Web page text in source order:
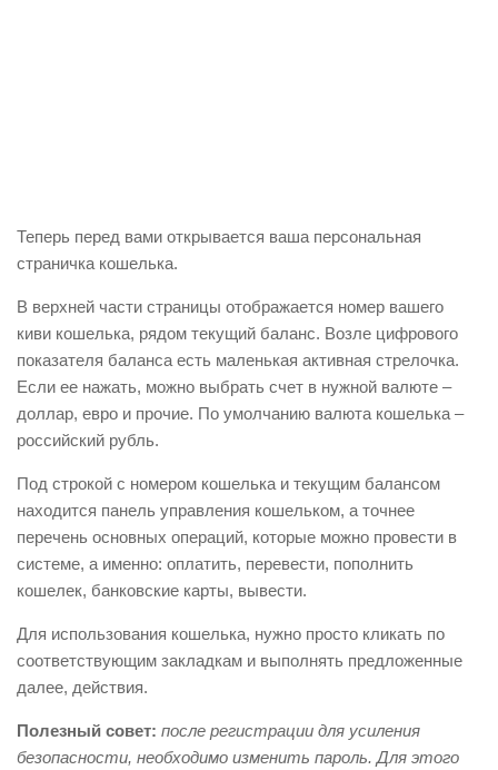
Теперь перед вами открывается ваша персональная
страничка кошелька.
В верхней части страницы отображается номер вашего
киви кошелька, рядом текущий баланс. Возле цифрового
показателя баланса есть маленькая активная стрелочка.
Если ее нажать, можно выбрать счет в нужной валюте –
доллар, евро и прочие. По умолчанию валюта кошелька –
российский рубль.
Под строкой с номером кошелька и текущим балансом
находится панель управления кошельком, а точнее
перечень основных операций, которые можно провести в
системе, а именно: оплатить, перевести, пополнить
кошелек, банковские карты, вывести.
Для использования кошелька, нужно просто кликать по
соответствующим закладкам и выполнять предложенные
далее, действия.
Полезный совет: после регистрации для усиления
безопасности, необходимо изменить пароль. Для этого